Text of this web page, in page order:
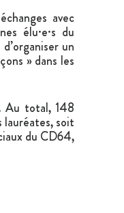
avec
élu·e·s du
un
» dans les
Au total, 148
soit
du CD64,